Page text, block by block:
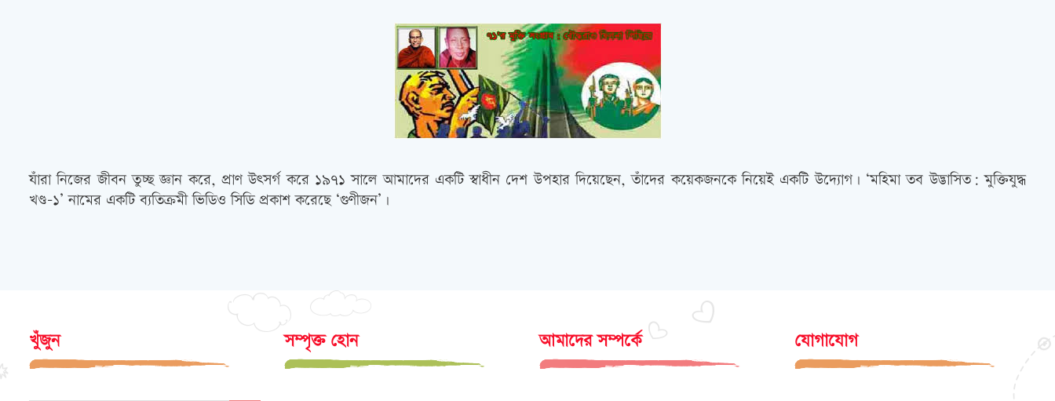
যাঁরা নিজের জীবন তুচ্ছ জ্ঞান করে, প্রাণ উৎসর্গ করে ১৯৭১ সালে আমাদের একটি স্বাধীন দেশ উপহার দিয়েছেন, তাঁদের কয়েকজনকে নিয়েই একটি উদ্যোগ। ‘মহিমা তব উদ্ভাসিত: মুক্তিযুদ্ধ
খণ্ড-১’ নামের একটি ব্যতিক্রমী ভিডিও সিডি প্রকাশ করেছে ‘গুণীজন’।
খুঁজুন সম্পৃক্ত হোন আমাদের সম্পর্কে যোগাযোগ